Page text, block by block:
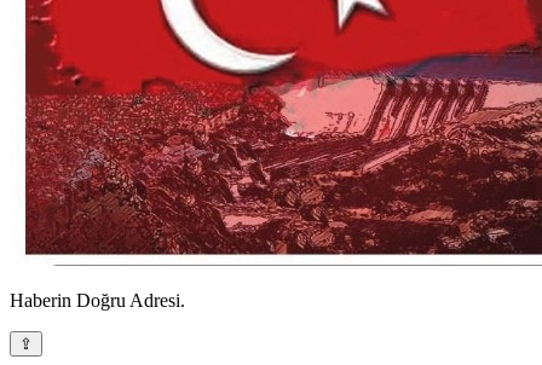
Haberin Doğru Adresi.
⇪